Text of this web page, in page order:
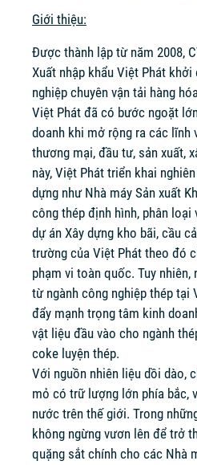
Giới thiệu:
Được thành lập từ năm 2008,
Xuất nhập khẩu Việt Phát
nghiệp chuyên vận tải hàng
Việt Phát đã có bước ngoặt
doanh khi mở rộng ra các lĩnh
thương mại, đầu tư, sản xuất,
này, Việt Phát triển khai
dựng như Nhà máy Sản xuất
công thép định hình, phân loại
dự án Xây dựng kho bãi, cầu
trường của Việt Phát theo đó
phạm vi toàn quốc. Tuy
từ ngành công nghiệp thép tại
đẩy mạnh trọng tâm kinh
vật liệu đầu vào cho ngành
coke luyện thép.
Với nguồn nhiên liệu dồi dào,
mỏ có trữ lượng lớn phía bắc,
nước trên thế giới. Trong
không ngừng vươn lên để trở
quặng sắt chính cho các Nhà